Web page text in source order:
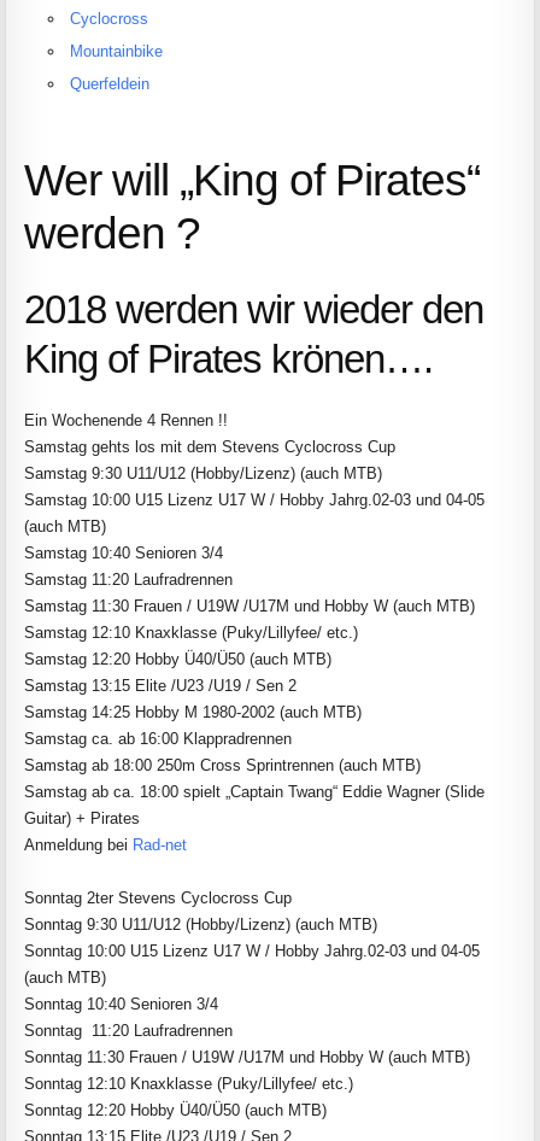
Cyclocross
Mountainbike
Querfeldein
Wer will „King of Pirates“
werden ?
2018 werden wir wieder den
King of Pirates krönen….
Ein Wochenende 4 Rennen !!
Samstag gehts los mit dem Stevens Cyclocross Cup
Samstag 9:30 U11/U12 (Hobby/Lizenz) (auch MTB)
Samstag 10:00 U15 Lizenz U17 W / Hobby Jahrg.02-03 und 04-05
(auch MTB)
Samstag 10:40 Senioren 3/4
Samstag 11:20 Laufradrennen
Samstag 11:30 Frauen / U19W /U17M und Hobby W (auch MTB)
Samstag 12:10 Knaxklasse (Puky/Lillyfee/ etc.)
Samstag 12:20 Hobby Ü40/Ü50 (auch MTB)
Samstag 13:15 Elite /U23 /U19 / Sen 2
Samstag 14:25 Hobby M 1980-2002 (auch MTB)
Samstag ca. ab 16:00 Klappradrennen
Samstag ab 18:00 250m Cross Sprintrennen (auch MTB)
Samstag ab ca. 18:00 spielt „Captain Twang“ Eddie Wagner (Slide
Guitar) + Pirates
Anmeldung bei Rad-net
Sonntag 2ter Stevens Cyclocross Cup
Sonntag 9:30 U11/U12 (Hobby/Lizenz) (auch MTB)
Sonntag 10:00 U15 Lizenz U17 W / Hobby Jahrg.02-03 und 04-05
(auch MTB)
Sonntag 10:40 Senioren 3/4
Sonntag 11:20 Laufradrennen
Sonntag 11:30 Frauen / U19W /U17M und Hobby W (auch MTB)
Sonntag 12:10 Knaxklasse (Puky/Lillyfee/ etc.)
Sonntag 12:20 Hobby Ü40/Ü50 (auch MTB)
Sonntag 13:15 Elite /U23 /U19 / Sen 2